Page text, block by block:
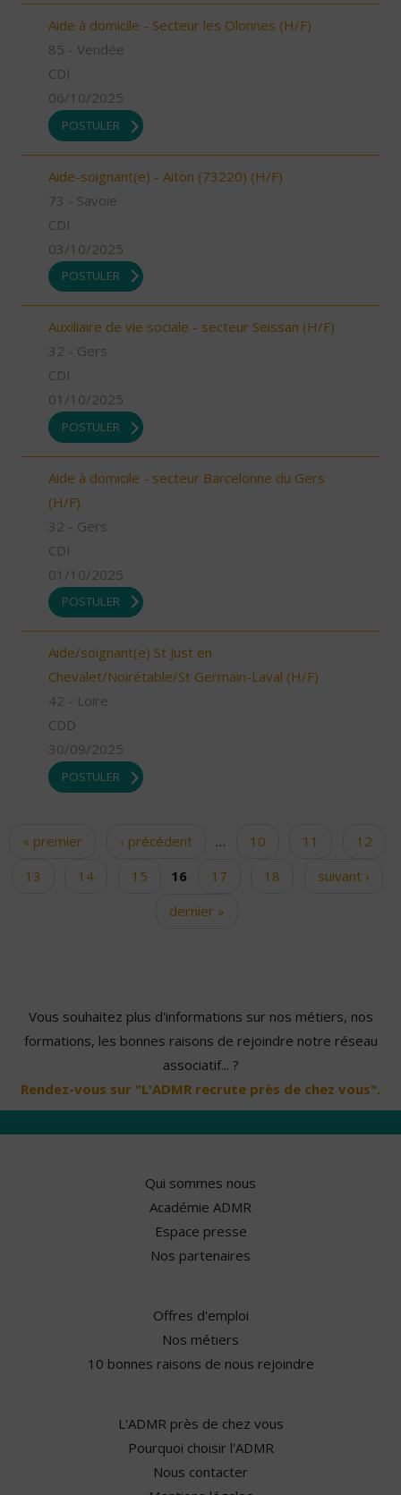
Aide à domicile - Secteur les Olonnes (H/F)
85 - Vendée
CDI
06/10/2025
POSTULER
Aide-soignant(e) - Aiton (73220) (H/F)
73 - Savoie
CDI
03/10/2025
POSTULER
Auxiliaire de vie sociale - secteur Seissan (H/F)
32 - Gers
CDI
01/10/2025
POSTULER
Aide à domicile - secteur Barcelonne du Gers
(H/F)
32 - Gers
CDI
01/10/2025
POSTULER
Aide/soignant(e) St Just en
Chevalet/Noirétable/St Germain-Laval (H/F)
42 - Loire
CDD
30/09/2025
POSTULER
Pages
« premier ‹ précédent … 10 11
12
13
14 15 16 17 18
suivant ›
dernier »
Vous souhaitez plus d'informations sur nos métiers, nos
formations, les bonnes raisons de rejoindre notre réseau
associatif... ?
Rendez-vous sur "L'ADMR recrute près de chez vous".
Qui sommes nous
Académie ADMR
Espace presse
Nos partenaires
Offres d'emploi
Nos métiers
10 bonnes raisons de nous rejoindre
L'ADMR près de chez vous
Pourquoi choisir l'ADMR
Nous contacter